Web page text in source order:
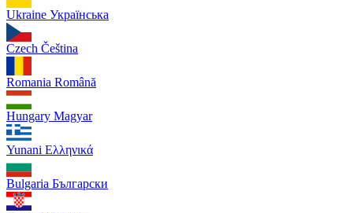
Ukraine Українська
Czech Čeština
Romania Română
Hungary Magyar
Yunani Ελληνικά
Bulgaria Български